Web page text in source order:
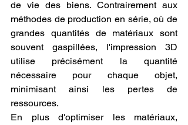
de vie des biens. Contrairement aux
méthodes de production en série, où de
grandes quantités de matériaux sont
souvent gaspillées, l'impression 3D
utilise précisément la quantité
nécessaire pour chaque objet,
minimisant ainsi les pertes de
ressources.
En plus d'optimiser les matériaux,